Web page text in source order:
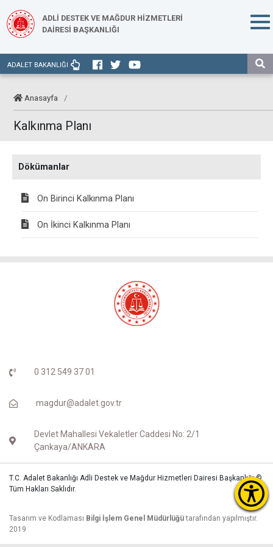
ADLİ DESTEK VE MAĞDUR HİZMETLERİ
DAİRESİ BAŞKANLIĞI
ADALET BAKANLIĞI
Anasayfa /
Kalkınma Planı
Dökümanlar
On Birinci Kalkınma Planı
On İkinci Kalkınma Planı
0 312 549 37 01
magdur@adalet.gov.tr
Devlet Mahallesi Vekaletler Caddesi No: 2/1
Çankaya/ANKARA
T.C. Adalet Bakanlığı Adli Destek ve Mağdur Hizmetleri Dairesi Başkanlığı ©
Tüm Hakları Saklıdır.
Tasarım ve Kodlaması Bilgi İşlem Genel Müdürlüğütarafından yapılmıştır.
2019